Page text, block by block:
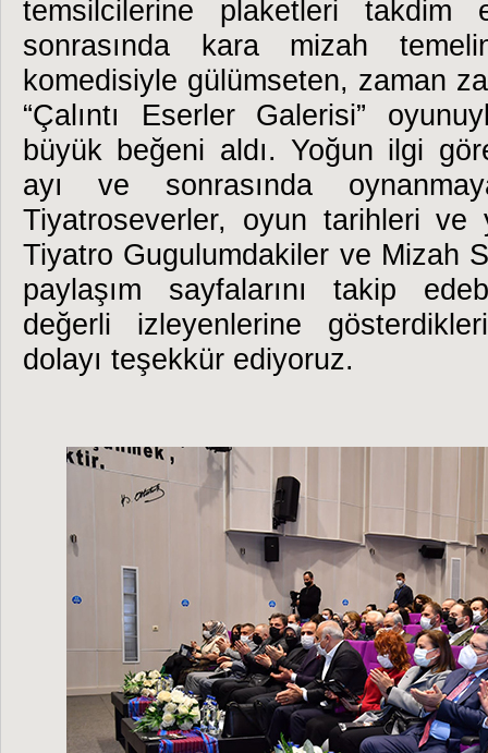
temsilcilerine plaketleri takdim
sonrasında kara mizah
komedisiyle gülümseten, zaman
“Çalıntı Eserler Galerisi”
büyük beğeni aldı. Yoğun ilgi
ayı ve sonrasında
Tiyatroseverler, oyun tarihleri ve
Tiyatro Gugulumdakiler ve Mizah
paylaşım sayfalarını takip
değerli izleyenlerine
dolayı teşekkür ediyoruz.